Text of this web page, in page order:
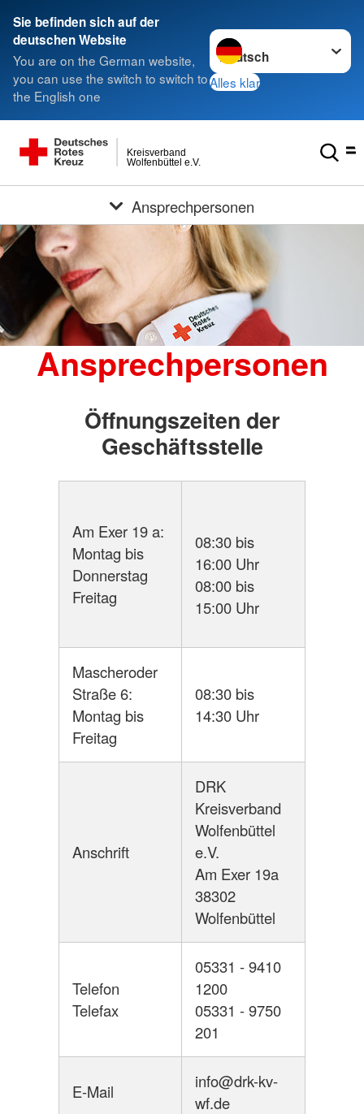
Sie befinden sich auf der
deutschen Website
You are on the German website,
you can use the switch to switch to
the English one
Sprache wechseln zu
Alles klar
Wolfenbüttel e.V.
Kreisverband
Ansprechpersonen
Ansprechpersonen
Öffnungszeiten der
Geschäftsstelle
Am Exer 19 a:
Montag bis
Donnerstag
Freitag
08:30 bis
16:00 Uhr
08:00 bis
15:00 Uhr
Mascheroder
Straße 6:
Montag bis
Freitag
08:30 bis
14:30 Uhr
Anschrift
DRK
Kreisverband
Wolfenbüttel
e.V.
Am Exer 19a
38302
Wolfenbüttel
Telefon
Telefax
05331 - 9410
1200
05331 - 9750
201
E-Mail
info@drk-kv-
wf.de